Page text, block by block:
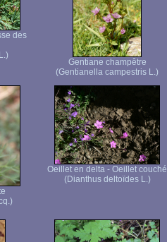
des
Gentiane champêtre
(Gentianella campestris L.)
Oeillet en delta - Oeillet couché
(Dianthus deltoïdes L.)